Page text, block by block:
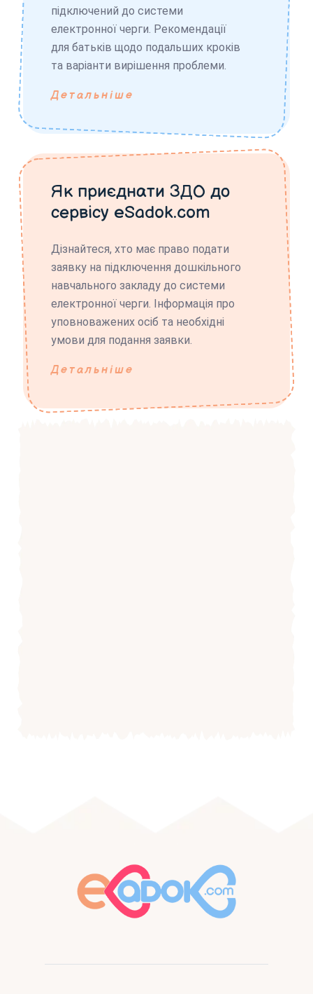
підключений до системи
електронної черги. Рекомендації
для батьків щодо подальших кроків
та варіанти вирішення проблеми.
Детальніше
Як приєднати ЗДО до
сервісу eSadok.com
Дізнайтеся, хто має право подати
заявку на підключення дошкільного
навчального закладу до системи
електронної черги. Інформація про
уповноважених осіб та необхідні
умови для подання заявки.
Детальніше